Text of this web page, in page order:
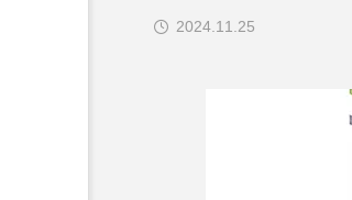
2024.11.25